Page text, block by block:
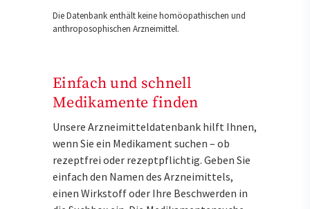
Die Datenbank enthält keine homöopathischen und
anthroposophischen Arzneimittel.
Einfach und schnell
Medikamente finden
Unsere Arzneimitteldatenbank hilft Ihnen,
wenn Sie ein Medikament suchen – ob
rezeptfrei oder rezeptpflichtig. Geben Sie
einfach den Namen des Arzneimittels,
einen Wirkstoff oder Ihre Beschwerden in